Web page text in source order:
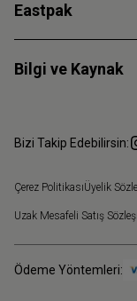
Eastpak
Bilgi ve Kaynak
Bizi Takip Edebilirsin:
Çerez PolitikasıÜyelik
Uzak Mesafeli Satış
Ödeme Yöntemleri: